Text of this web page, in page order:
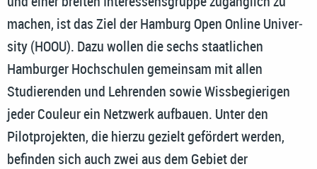
machen, ist das Ziel der Ham­burg Open On­line Uni­ver­
si­ty (HOOU). Dazu wollen die sechs staatlichen
Hamburger Hochschulen gemeinsam mit allen
Studierenden und Lehrenden sowie Wissbegierigen
jeder Couleur ein Netzwerk aufbauen. Unter den
Pilotprojekten, die hierzu gezielt gefördert werden,
befinden sich auch zwei aus dem Gebiet der